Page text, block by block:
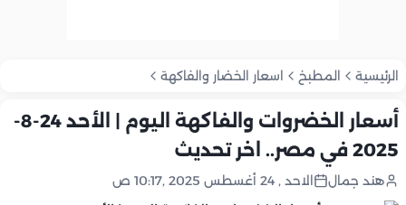
الرئيسية المطبخ اسعار الخضار والفاكهة
أسعار الخضروات والفاكهة اليوم | الأحد 24-8-
2025 في مصر.. اخر تحديث
هند جمال الاحد , 24 أغسطس 2025 ,10:17 ص